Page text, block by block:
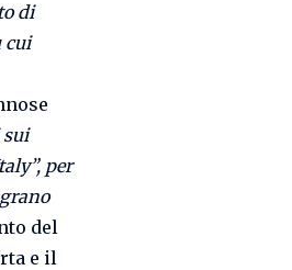
di
cui
sui
per
del
e il